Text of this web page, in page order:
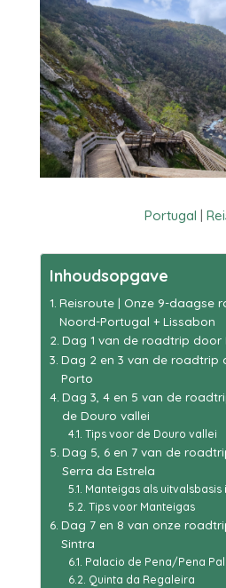
Portugal |
Inhoudsopgave
Reisroute | Onze 9-daagse
Noord-Portugal + Lissabon
Dag 1 van de roadtrip door
Dag 2 en 3 van de roadtrip
Porto
Dag 3, 4 en 5 van de
de Douro vallei
Tips voor de Douro vallei
Dag 5, 6 en 7 van de
Serra da Estrela
Manteigas als uitvalsbasis
Tips voor Manteigas
Dag 7 en 8 van onze
Sintra
Palacio de Pena/Pena
Quinta da Regaleira